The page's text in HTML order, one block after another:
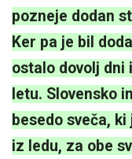
pozneje dodan
Ker pa je bil
ostalo dovolj dni
letu. Slovensko
besedo sveča,
iz ledu, za obe